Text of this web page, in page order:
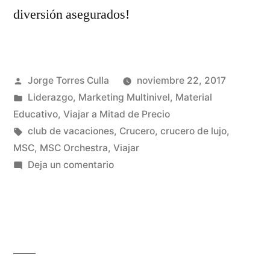
diversión asegurados!
Publicado
por
Jorge Torres Culla
noviembre 22, 2017
Publicado
en
Liderazgo, Marketing Multinivel, Material
Educativo, Viajar a Mitad de Precio
Etiquetas:
club de vacaciones, Crucero, crucero de lujo,
MSC, MSC Orchestra, Viajar
Deja un comentarioen